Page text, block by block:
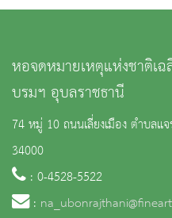
หอจดหมายเหตุแห่งชาติเ
บรมฯ อุบลราชธานี
74 หมู่ 10 ถนนเลี่ยงเมือง ตำบลแ
34000
: 0-4528-5522
: